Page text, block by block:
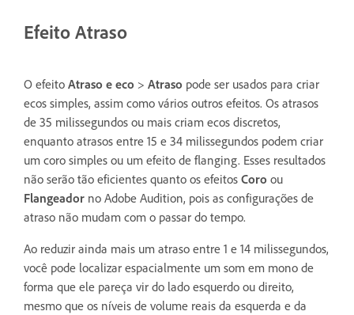
Efeito Atraso
O efeito Atraso e eco > Atraso pode ser usados para criar
ecos simples, assim como vários outros efeitos. Os atrasos
de 35 milissegundos ou mais criam ecos discretos,
enquanto atrasos entre 15 e 34 milissegundos podem criar
um coro simples ou um efeito de flanging. Esses resultados
não serão tão eficientes quanto os efeitos Coro ou
Flangeador no Adobe Audition, pois as configurações de
atraso não mudam com o passar do tempo.
Ao reduzir ainda mais um atraso entre 1 e 14 milissegundos,
você pode localizar espacialmente um som em mono de
forma que ele pareça vir do lado esquerdo ou direito,
mesmo que os níveis de volume reais da esquerda e da